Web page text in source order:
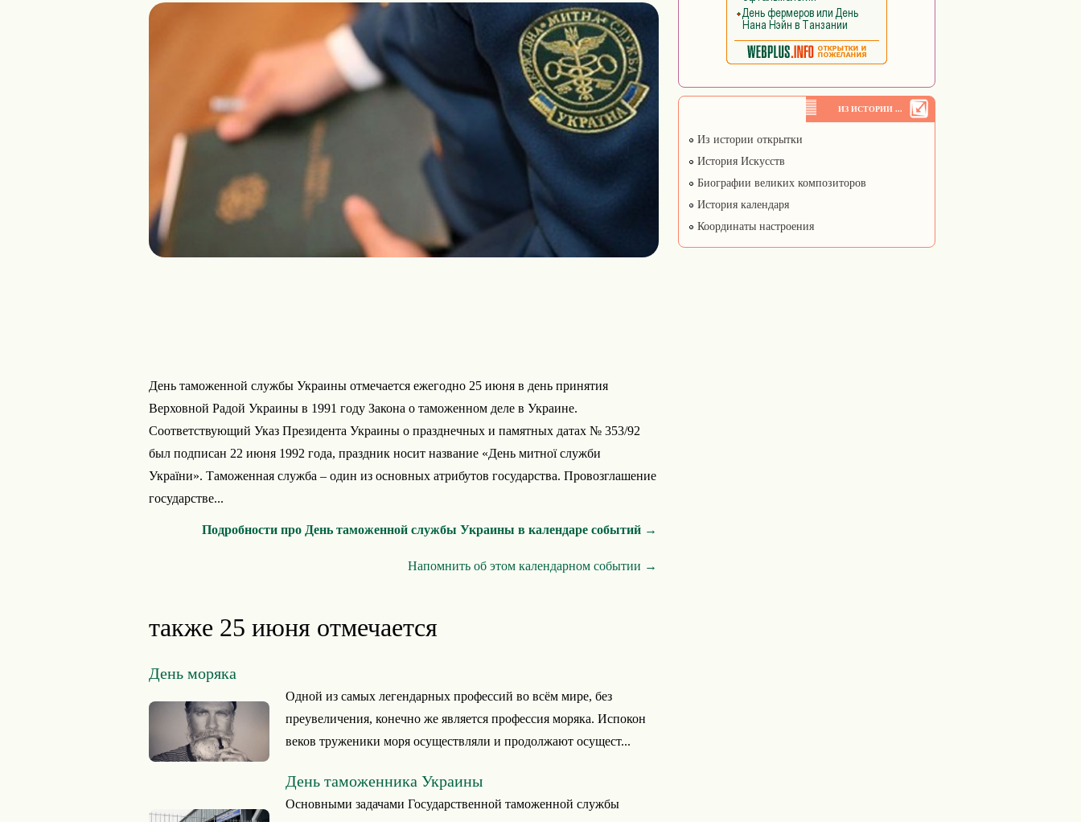
День таможенной службы Украины отмечается ежегодно 25 июня в день принятия
Верховной Радой Украины в 1991 году Закона о таможенном деле в Украине.
Соответствующий Указ Президента Украины о празднечных и памятных датах № 353/92
был подписан 22 июня 1992 года, праздник носит название «День митної служби
України». Таможенная служба – один из основных атрибутов государства. Провозглашение
государстве...
Подробности про День таможенной службы Украины в календаре событий →
Напомнить об этом календарном событии →
также 25 июня отмечается
День моряка
Одной из самых легендарных профессий во всём мире, без
преувеличения, конечно же является профессия моряка. Испокон
веков труженики моря осуществляли и продолжают осущест...
День таможенника Украины
Основными задачами Государственной таможенной службы
ИЗ ИСТОРИИ ...
Из истории открытки
История Искусств
Биографии великих композиторов
История календаря
Координаты настроения